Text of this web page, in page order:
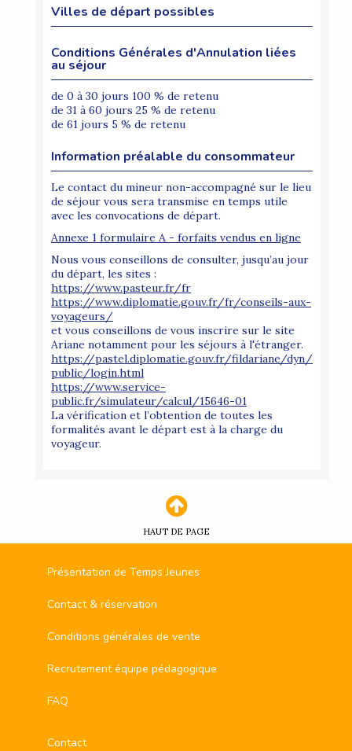
Villes de départ possibles
Conditions Générales d'Annulation liées
au séjour
de 0 à 30 jours 100 % de retenu
de 31 à 60 jours 25 % de retenu
de 61 jours 5 % de retenu
Information préalable du consommateur
Le contact du mineur non-accompagné sur le lieu
de séjour vous sera transmise en temps utile
avec les convocations de départ.
Annexe 1 formulaire A - forfaits vendus en ligne
Nous vous conseillons de consulter, jusqu’au jour
du départ, les sites :
https://www.pasteur.fr/fr
https://www.diplomatie.gouv.fr/fr/conseils-aux-
voyageurs/
et vous conseillons de vous inscrire sur le site
Ariane notamment pour les séjours à l'étranger.
https://pastel.diplomatie.gouv.fr/fildariane/dyn/
public/login.html
https://www.service-
public.fr/simulateur/calcul/15646-01
La vérification et l’obtention de toutes les
formalités avant le départ est à la charge du
voyageur.
HAUT DE PAGE
Présentation de Temps Jeunes
Contact & réservation
Conditions générales de vente
Recrutement équipe pédagogique
FAQ
Contact